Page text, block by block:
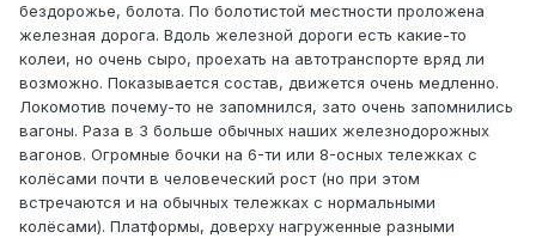
бездорожье, болота. По болотистой местности проложена
железная дорога. Вдоль железной дороги есть какие-то
колеи, но очень сыро, проехать на автотранспорте вряд ли
возможно. Показывается состав, движется очень медленно.
Локомотив почему-то не запомнился, зато очень запомнились
вагоны. Раза в 3 больше обычных наших железнодорожных
вагонов. Огромные бочки на 6-ти или 8-осных тележках с
колёсами почти в человеческий рост (но при этом
встречаются и на обычных тележках с нормальными
колёсами). Платформы, доверху нагруженные разными